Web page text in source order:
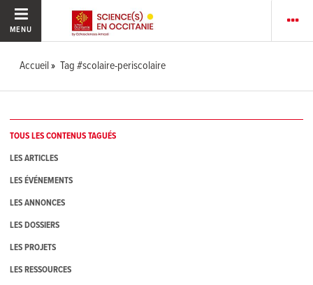
MENU
Accueil Tag #scolaire-periscolaire
TOUS LES CONTENUS TAGUÉS
LES ARTICLES
LES ÉVÉNEMENTS
LES ANNONCES
LES DOSSIERS
LES PROJETS
LES RESSOURCES